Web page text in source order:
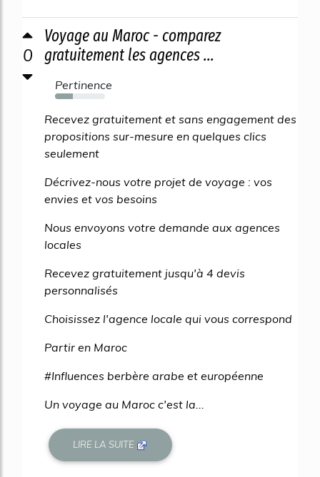
0
Voyage au Maroc - comparez
gratuitement les agences ...
Pertinence
36%
Recevez gratuitement et sans engagement des
propositions sur-mesure en quelques clics
seulement
Décrivez-nous votre projet de voyage : vos
envies et vos besoins
Nous envoyons votre demande aux agences
locales
Recevez gratuitement jusqu'à 4 devis
personnalisés
Choisissez l'agence locale qui vous correspond
Partir en Maroc
#Influences berbère arabe et européenne
Un voyage au Maroc c'est la...
LIRE LA SUITE